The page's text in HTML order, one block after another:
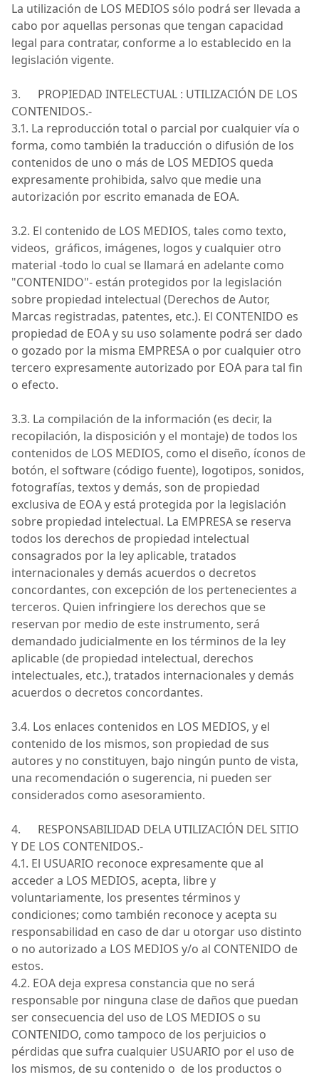
La utilización de LOS MEDIOS sólo podrá ser llevada a
cabo por aquellas personas que tengan capacidad
legal para contratar, conforme a lo establecido en la
legislación vigente.
3. PROPIEDAD INTELECTUAL : UTILIZACIÓN DE LOS
CONTENIDOS.-
3.1. La reproducción total o parcial por cualquier vía o
forma, como también la traducción o difusión de los
contenidos de uno o más de LOS MEDIOS queda
expresamente prohibida, salvo que medie una
autorización por escrito emanada de EOA.
3.2. El contenido de LOS MEDIOS, tales como texto,
videos, gráficos, imágenes, logos y cualquier otro
material -todo lo cual se llamará en adelante como
"CONTENIDO"- están protegidos por la legislación
sobre propiedad intelectual (Derechos de Autor,
Marcas registradas, patentes, etc.). El CONTENIDO es
propiedad de EOAy su uso solamente podrá ser dado
o gozado por la misma EMPRESA o por cualquier otro
tercero expresamente autorizado por EOA para tal fin
o efecto.
3.3. La compilación de la información (es decir, la
recopilación, la disposición y el montaje) de todos los
contenidos de LOS MEDIOS, como el diseño, íconos de
botón, el software (código fuente), logotipos, sonidos,
fotografías, textos y demás, son de propiedad
exclusiva de EOAy está protegida por la legislación
sobre propiedad intelectual. La EMPRESA se reserva
todos los derechos de propiedad intelectual
consagrados por la ley aplicable, tratados
internacionales y demás acuerdos o decretos
concordantes, con excepción de los pertenecientes a
terceros. Quien infringiere los derechos que se
reservan por medio de este instrumento, será
demandado judicialmente en los términos de la ley
aplicable (de propiedad intelectual, derechos
intelectuales, etc.), tratados internacionales y demás
acuerdos o decretos concordantes.
3.4. Los enlaces contenidos en LOS MEDIOS, y el
contenido de los mismos, son propiedad de sus
autores y no constituyen, bajo ningún punto de vista,
una recomendación o sugerencia, ni pueden ser
considerados como asesoramiento.
4. RESPONSABILIDAD DELA UTILIZACIÓN DEL SITIO
Y DE LOS CONTENIDOS.-
4.1. El USUARIO reconoce expresamente queal
acceder a LOS MEDIOS, acepta, libre y
voluntariamente, los presentes términos y
condiciones; como también reconoce y acepta su
responsabilidad en caso de dar u otorgar uso distinto
o no autorizado a LOS MEDIOS y/o al CONTENIDO de
estos.
4.2. EOA deja expresa constancia que no será
responsable por ninguna clase de daños que puedan
ser consecuencia del uso de LOS MEDIOS o su
CONTENIDO, como tampoco de los perjuicios o
pérdidas que sufra cualquier USUARIO por el uso de
los mismos, de su contenido o de los productos o